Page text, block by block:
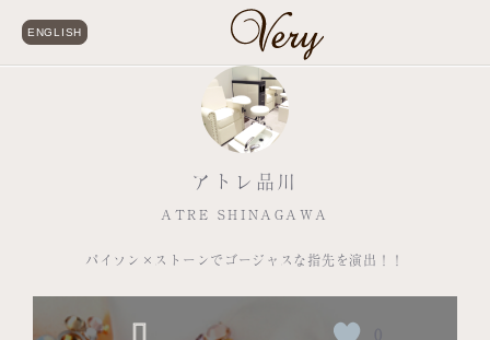
ENGLISH
アトレ品川
ATRE SHINAGAWA
パイソン×ストーンでゴージャスな指先を演出！！